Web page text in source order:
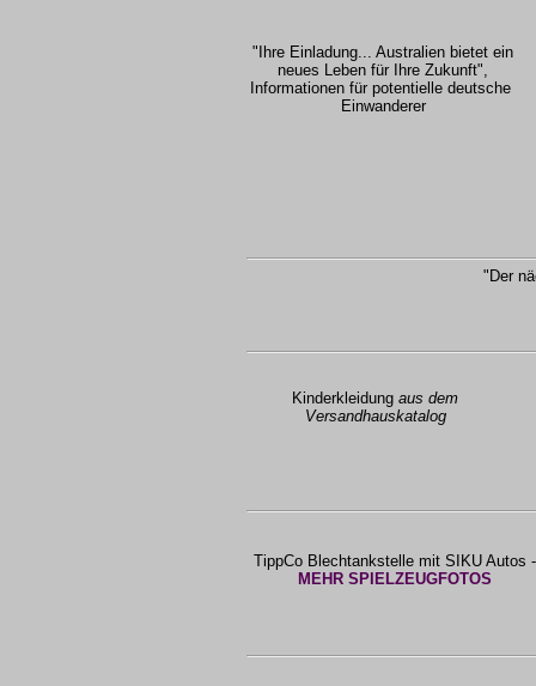
"Ihre Einladung... Australien bietet ein
neues Leben für Ihre Zukunft",
Informationen für potentielle deutsche
Einwanderer
"Der
Kinderkleidungaus dem
Versandhauskatalog
TippCo Blechtankstelle mit SIKU Autos -
MEHR SPIELZEUGFOTOS